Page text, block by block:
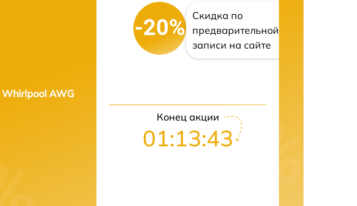
Whirlpool AWG
-20%
Скидка по
предварительной
записи на сайте
Конец акции
01:13:42